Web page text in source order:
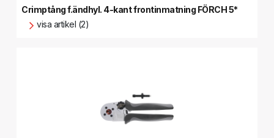
Crimptång f.ändhyl. 4-kant frontinmatning FÖRCH 5*
visa artikel (2)